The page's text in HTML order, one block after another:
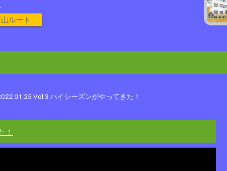
ルート
Vol.3 ハイシーズンがやってきた！
！